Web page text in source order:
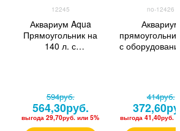
12245
Аквариум Aqua
Прямоугольник на
140 л. с
594руб.
564,30руб.
выгода29,70руб.или5%
no-12426
Аквариум
с
414руб.
372,60
выгода41,40руб.